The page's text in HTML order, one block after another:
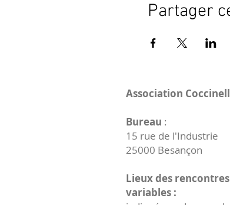
Partager
Association
Bureau :
15 rue de l'Industrie
25000 Besançon
Lieux des rencontres
variables :